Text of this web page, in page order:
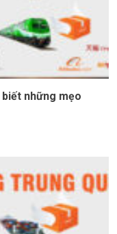
những mẹo